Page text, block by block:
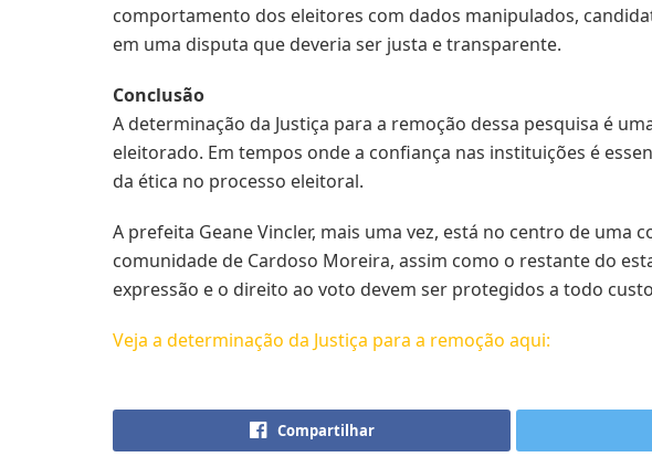
comportamento dos eleitores com dados manipulados,
em uma disputa que deveria ser justa e transparente.
Conclusão
A determinação da Justiça para a remoção dessa pesquisa é
eleitorado. Em tempos onde a confiança nas instituições é
da ética no processo eleitoral.
A prefeita Geane Vincler, mais uma vez, está no centro de
comunidade de Cardoso Moreira, assim como o restante do
expressão e o direito ao voto devem ser protegidos a todo custo
Veja a determinação da Justiça para a remoção aqui:
Compartilhar